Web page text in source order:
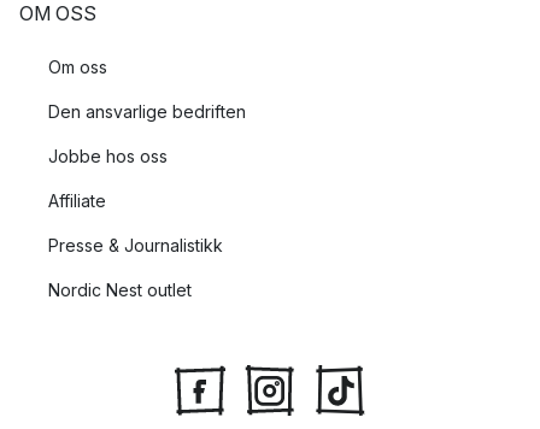
OM OSS
Om oss
Den ansvarlige bedriften
Jobbe hos oss
Affiliate
Presse & Journalistikk
Nordic Nest outlet